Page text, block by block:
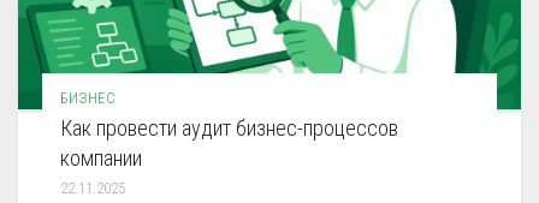
БИЗНЕС
Как провести аудит бизнес-процессов
компании
22.11.2025